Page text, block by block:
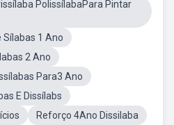
PolissílabaPara Pintar
1 Ano
2 Ano
Para3 Ano
E Dissílabs
Reforço 4Ano Dissilaba